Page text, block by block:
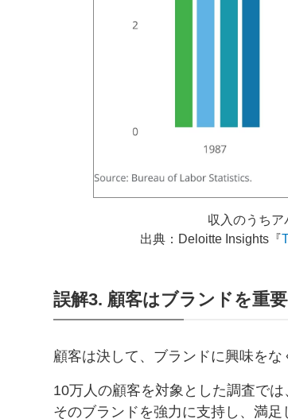
収入のうちア
出典：Deloitte Insights『
誤解3. 顧客はブランドを重
顧客は決して、ブランドに興味をな
10万人の顧客を対象とした調査で
そのブランドを強力に支持し、満